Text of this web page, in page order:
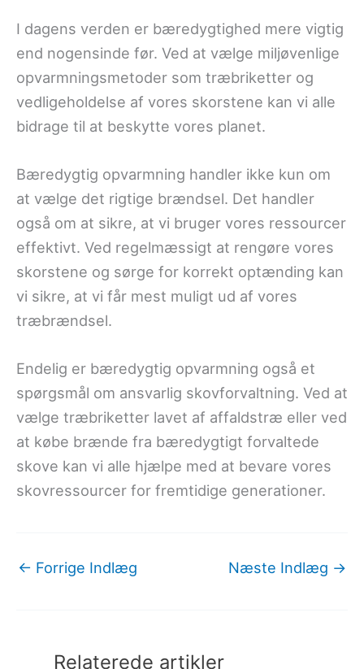
I dagens verden er bæredygtighed mere vigtig
end nogensinde før. Ved at vælge miljøvenlige
opvarmningsmetoder som træbriketter og
vedligeholdelse af vores skorstene kan vi alle
bidrage til at beskytte vores planet.
Bæredygtig opvarmning handler ikke kun om
at vælge det rigtige brændsel. Det handler
også om at sikre, at vi bruger vores ressourcer
effektivt. Ved regelmæssigt at rengøre vores
skorstene og sørge for korrekt optænding kan
vi sikre, at vi får mest muligt ud af vores
træbrændsel.
Endelig er bæredygtig opvarmning også et
spørgsmål om ansvarlig skovforvaltning. Ved at
vælge træbriketter lavet af affaldstræ eller ved
at købe brænde fra bæredygtigt forvaltede
skove kan vi alle hjælpe med at bevare vores
skovressourcer for fremtidige generationer.
← Forrige Indlæg Næste Indlæg →
Relaterede artikler